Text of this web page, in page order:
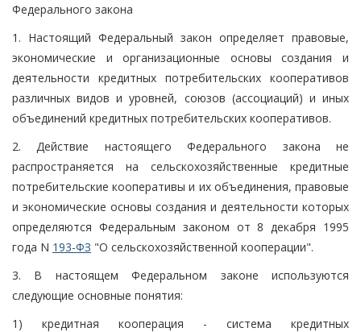
Федерального закона
1. Настоящий Федеральный закон определяет правовые,
экономические и организационные основы создания и
деятельности кредитных потребительских кооперативов
различных видов и уровней, союзов (ассоциаций) и иных
объединений кредитных потребительских кооперативов.
2. Действие настоящего Федерального закона не
распространяется на сельскохозяйственные кредитные
потребительские кооперативы и их объединения, правовые
и экономические основы создания и деятельности которых
определяются Федеральным законом от 8 декабря 1995
года N 193-ФЗ "О сельскохозяйственной кооперации".
3. В настоящем Федеральном законе используются
следующие основные понятия:
1) кредитная кооперация - система кредитных